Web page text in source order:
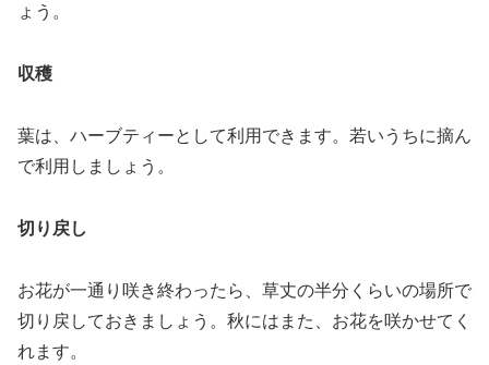
ょう。
収穫
葉は、ハーブティーとして利用できます。若いうちに摘ん
で利用しましょう。
切り戻し
お花が一通り咲き終わったら、草丈の半分くらいの場所で
切り戻しておきましょう。秋にはまた、お花を咲かせてく
れます。